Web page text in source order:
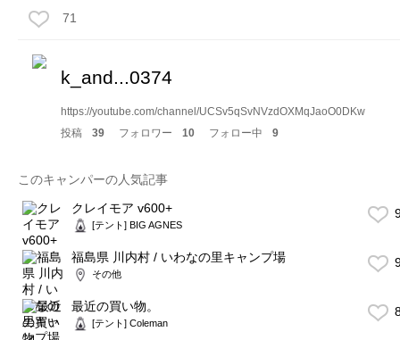
71
k_and...0374
https://youtube.com/channel/UCSv5qSvNVzdOXMqJaoO0DKw
投稿
39 フォロワー 10 フォロー中 9
このキャンパーの人気記事
クレイモア v600+
[テント] BIG AGNES
福島県 川内村 / いわなの里キャンプ場
その他
最近の買い物。
[テント] Coleman